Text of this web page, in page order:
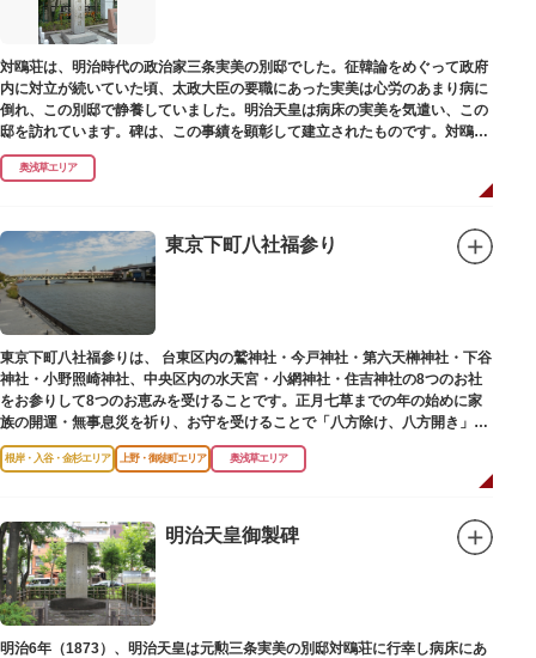
対鴎荘は、明治時代の政治家三条実美の別邸でした。征韓論をめぐって政府
内に対立が続いていた頃、太政大臣の要職にあった実美は心労のあまり病に
倒れ、この別邸で静養していました。明治天皇は病床の実美を気遣い、この
邸を訪れています。碑は、この事績を顕彰して建立されたものです。対鴎荘
は、多摩市連光寺に移築されました。
奥浅草エリア
東京下町八社福参り
東京下町八社福参りは、 台東区内の鷲神社・今戸神社・第六天榊神社・下谷
神社・小野照崎神社、中央区内の水天宮・小網神社・住吉神社の8つのお社
をお参りして8つのお恵みを受けることです。正月七草までの年の始めに家
族の開運・無事息災を祈り、お守を受けることで「八方除け、八方開き」に
も通じます。
根岸・入谷・金杉エリア 上野・御徒町エリア 奥浅草エリア
明治天皇御製碑
明治6年（1873）、明治天皇は元勲三条実美の別邸対鴎荘に行幸し病床にあ